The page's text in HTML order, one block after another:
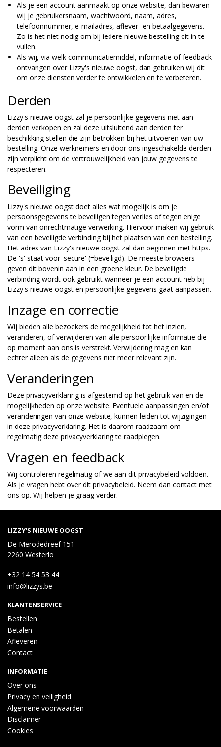
Als je een account aanmaakt op onze website, dan bewaren
wij je gebruikersnaam, wachtwoord, naam, adres,
telefoonnummer, e-mailadres, aflever- en betaalgegevens.
Zo is het niet nodig om bij iedere nieuwe bestelling dit in te
vullen.
Als wij, via welk communicatiemiddel, informatie of feedback
ontvangen over Lizzy's nieuwe oogst, dan gebruiken wij dit
om onze diensten verder te ontwikkelen en te verbeteren.
Derden
Lizzy's nieuwe oogst zal je persoonlijke gegevens niet aan
derden verkopen en zal deze uitsluitend aan derden ter
beschikking stellen die zijn betrokken bij het uitvoeren van uw
bestelling. Onze werknemers en door ons ingeschakelde derden
zijn verplicht om de vertrouwelijkheid van jouw gegevens te
respecteren.
Beveiliging
Lizzy's nieuwe oogst doet alles wat mogelijk is om je
persoonsgegevens te beveiligen tegen verlies of tegen enige
vorm van onrechtmatige verwerking. Hiervoor maken wij gebruik
van een beveiligde verbinding bij het plaatsen van een bestelling.
Het adres van Lizzy's nieuwe oogst zal dan beginnen met https.
De 's' staat voor 'secure' (=beveiligd). De meeste browsers
geven dit bovenin aan in een groene kleur. De beveiligde
verbinding wordt ook gebruikt wanneer je een account heb bij
Lizzy's nieuwe oogst en persoonlijke gegevens gaat aanpassen.
Inzage en correctie
Wij bieden alle bezoekers de mogelijkheid tot het inzien,
veranderen, of verwijderen van alle persoonlijke informatie die
op moment aan ons is verstrekt. Verwijdering mag en kan
echter alleen als de gegevens niet meer relevant zijn.
Veranderingen
Deze privacyverklaring is afgestemd op het gebruik van en de
mogelijkheden op onze website. Eventuele aanpassingen en/of
veranderingen van onze website, kunnen leiden tot wijzigingen
in deze privacyverklaring. Het is daarom raadzaam om
regelmatig deze privacyverklaring te raadplegen.
Vragen en feedback
Wij controleren regelmatig of we aan dit privacybeleid voldoen.
Als je vragen hebt over dit privacybeleid. Neem dan contact met
ons op. Wij helpen je graag verder.
LIZZY'S NIEUWE OOGST
De Merodedreef 151
2260 Westerlo
+32 14 54 53 44
info@lizzys.be
KLANTENSERVICE
Bestellen
Betalen
Afleveren
Contact
INFORMATIE
Over ons
Privacy en veiligheid
Algemene voorwaarden
Disclaimer
Cookies